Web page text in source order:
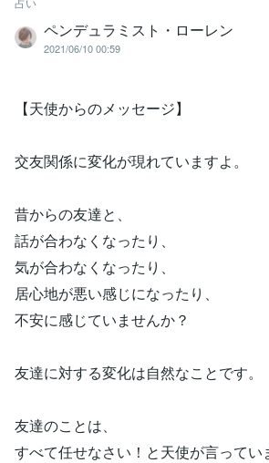
ペンデュラミスト・ローレン
2021/06/10 00:59
【天使からのメッセージ】
交友関係に変化が現れていますよ。
昔からの友達と、
話が合わなくなったり、
気が合わなくなったり、
居心地が悪い感じになったり、
不安に感じていませんか？
友達に対する変化は自然なことです。
友達のことは、
すべて任せなさい！と天使が言ってい